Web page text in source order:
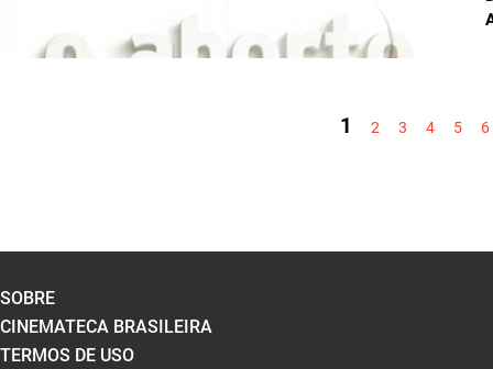
1 2 3 4 5 6
SOBRE
CINEMATECA BRASILEIRA
TERMOS DE USO